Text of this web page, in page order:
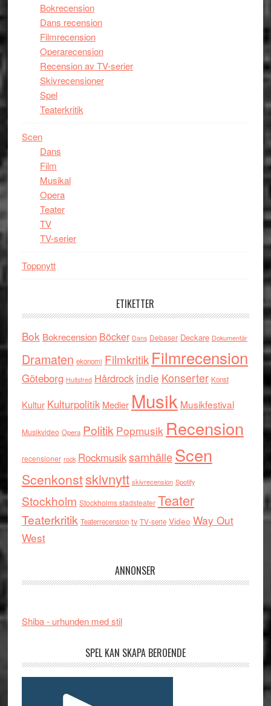
Bokrecension
Dans recension
Filmrecension
Operarecension
Recension av TV-serier
Skivrecensioner
Spel
Teaterkritik
Scen
Dans
Film
Musikal
Opera
Teater
TV
TV-serier
Toppnytt
ETIKETTER
Bok Bokrecension Böcker Dans Debaser Deckare Dokumentär
Dramaten ekonomi Filmkritik Filmrecension
Göteborg Hultsfred Hårdrock indie Konserter Konst
Kultur Kulturpolitik Medier Musik Musikfestival
Musikvideo Opera Politik Popmusik Recension
recensioner rock RockmusiksamhälleScen
Scenkonstskivnytt skivrecension Spotify
Stockholm Stockholms stadsteater Teater
Teaterkritik Teaterrecension tv TV-serie Video Way Out
West
ANNONSER
Shiba - urhunden med stil
SPEL KAN SKAPA BEROENDE